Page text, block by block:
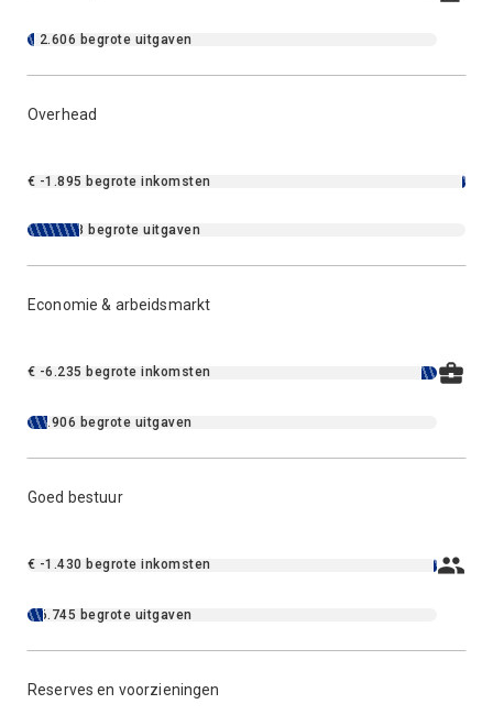
€ 2.606 begrote uitgaven
Overhead
€ -1.895 begrote inkomsten
€ 19.518 begrote uitgaven
Economie & arbeidsmarkt
€ -6.235 begrote inkomsten
€ 7.906 begrote uitgaven
Goed bestuur
€ -1.430 begrote inkomsten
€ 6.745 begrote uitgaven
Reserves en voorzieningen